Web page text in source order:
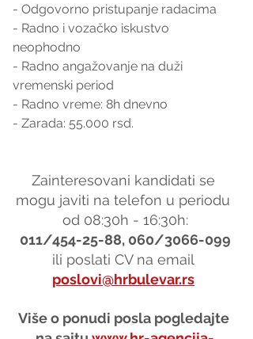
- Odgovorno pristupanje radacima
- Radno i vozačko iskustvo
neophodno
- Radno angažovanje na duži
vremenski period
- Radno vreme: 8h dnevno
- Zarada: 55.000 rsd.
Zainteresovani kandidati se
mogu javiti na telefon u periodu
od 08:30h - 16:30h:
011/454-25-88, 060/3066-099
ili poslati CV na email
poslovi@hrbulevar.rs
Više o ponudi posla pogledajte